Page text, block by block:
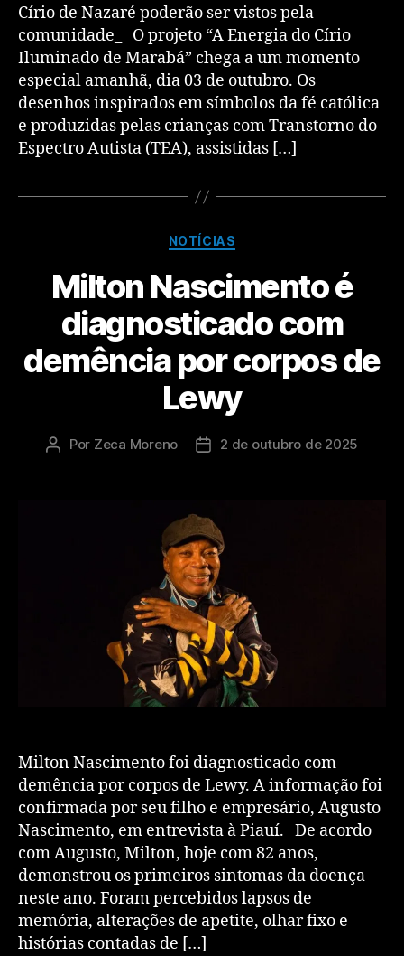
Círio de Nazaré poderão ser vistos pela
comunidade_ O projeto “A Energia do Círio
Iluminado de Marabá” chega a um momento
especial amanhã, dia 03 de outubro. Os
desenhos inspirados em símbolos da fé católica
e produzidas pelas crianças com Transtorno do
Espectro Autista (TEA), assistidas […]
NOTÍCIAS
Milton Nascimento é
diagnosticado com
demência por corpos de
Lewy
Por Zeca Moreno 2 de outubro de 2025
Milton Nascimento foi diagnosticado com
demência por corpos de Lewy. A informação foi
confirmada por seu filho e empresário, Augusto
Nascimento, em entrevista à Piauí. De acordo
com Augusto, Milton, hoje com 82 anos,
demonstrou os primeiros sintomas da doença
neste ano. Foram percebidos lapsos de
memória, alterações de apetite, olhar fixo e
histórias contadas de […]